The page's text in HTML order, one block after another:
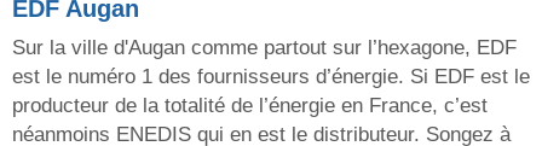
EDF Augan
Sur la ville d'Augan comme partout sur l’hexagone, EDF
est le numéro 1 des fournisseurs d’énergie. Si EDF est le
producteur de la totalité de l’énergie en France, c’est
néanmoins ENEDIS qui en est le distributeur. Songez à